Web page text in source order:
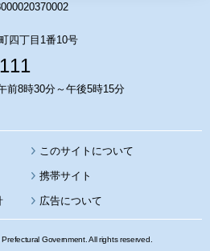
四丁目1番10号
前8時30分～午後5時15分
このサイトについて
携帯サイト
広告について
Government. All rights reserved.